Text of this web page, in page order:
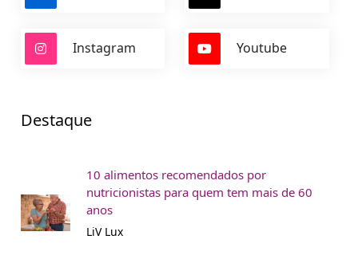
Instagram Youtube
Destaque
10 alimentos recomendados por
nutricionistas para quem tem mais de 60
anos
LiV Lux